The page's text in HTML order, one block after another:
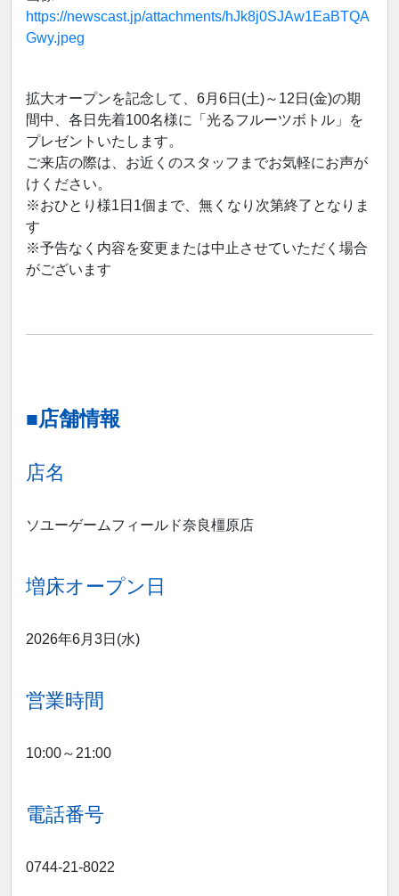
https://newscast.jp/attachments/hJk8j0SJAw1EaBTQA
Gwy.jpeg
拡大オープンを記念して、6月6日(土)～12日(金)の期
間中、各日先着100名様に「光るフルーツボトル」を
プレゼントいたします。
ご来店の際は、お近くのスタッフまでお気軽にお声が
けください。
※おひとり様1日1個まで、無くなり次第終了となりま
す
※予告なく内容を変更または中止させていただく場合
がございます
■店舗情報
店名
ソユーゲームフィールド奈良橿原店
増床オープン日
2026年6月3日(水)
営業時間
10:00～21:00
電話番号
0744-21-8022